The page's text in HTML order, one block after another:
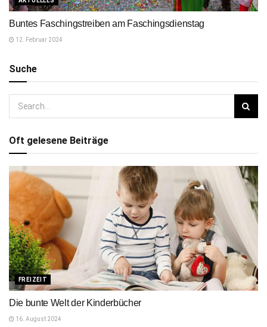
Buntes Faschingstreiben am Faschingsdienstag
12. Februar 2024
Suche
Oft gelesene Beiträge
FREIZEIT
Die bunte Welt der Kinderbücher
16. August 2024